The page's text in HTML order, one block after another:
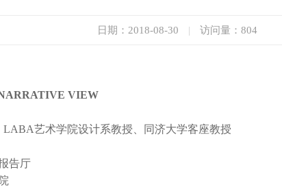
日期：2018-08-30 | 访问量： 804
VIEW
术学院设计系教授、同济大学客座教授
告厅